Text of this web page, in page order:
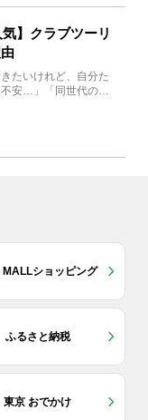
気】クラブツーリ
たいけれど、自分た
安…」「同世代の方
ショッピング
ふるさと納税
東京 おでかけ